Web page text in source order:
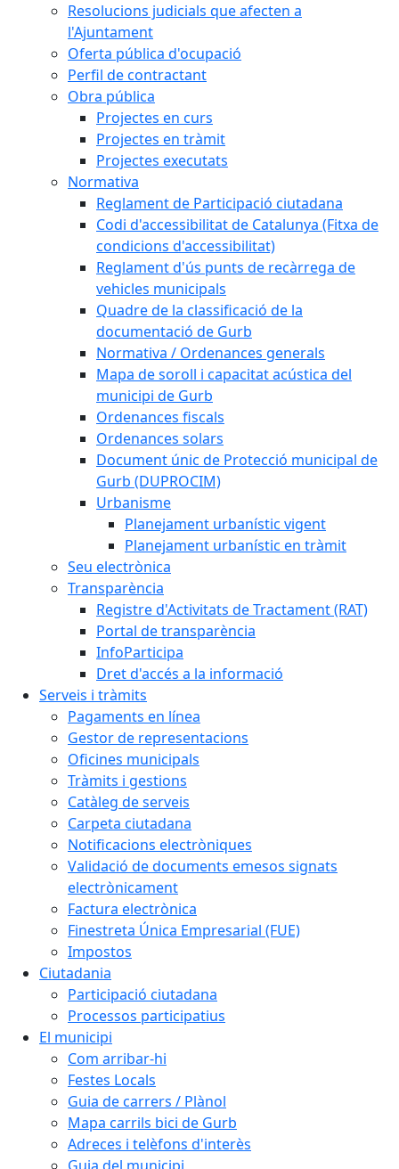
Resolucions judicials que afecten a
l'Ajuntament
Oferta pública d'ocupació
Perfil de contractant
Obra pública
Projectes en curs
Projectes en tràmit
Projectes executats
Normativa
Reglament de Participació ciutadana
Codi d'accessibilitat de Catalunya (Fitxa de
condicions d'accessibilitat)
Reglament d'ús punts de recàrrega de
vehicles municipals
Quadre de la classificació de la
documentació de Gurb
Normativa / Ordenances generals
Mapa de soroll i capacitat acústica del
municipi de Gurb
Ordenances fiscals
Ordenances solars
Document únic de Protecció municipal de
Gurb (DUPROCIM)
Urbanisme
Planejament urbanístic vigent
Planejament urbanístic en tràmit
Seu electrònica
Transparència
Registre d'Activitats de Tractament (RAT)
Portal de transparència
InfoParticipa
Dret d'accés a la informació
Serveis i tràmits
Pagaments en línea
Gestor de representacions
Oficines municipals
Tràmits i gestions
Catàleg de serveis
Carpeta ciutadana
Notificacions electròniques
Validació de documents emesos signats
electrònicament
Factura electrònica
Finestreta Única Empresarial (FUE)
Impostos
Ciutadania
Participació ciutadana
Processos participatius
El municipi
Com arribar-hi
Festes Locals
Guia de carrers / Plànol
Mapa carrils bici de Gurb
Adreces i telèfons d'interès